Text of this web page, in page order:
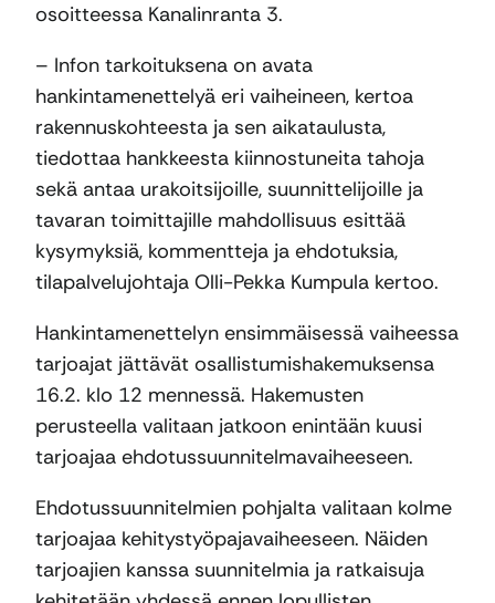
osoitteessa Kanalinranta 3.
– Infon tarkoituksena on avata
hankintamenettelyä eri vaiheineen, kertoa
rakennuskohteesta ja sen aikataulusta,
tiedottaa hankkeesta kiinnostuneita tahoja
sekä antaa urakoitsijoille, suunnittelijoille ja
tavaran toimittajille mahdollisuus esittää
kysymyksiä, kommentteja ja ehdotuksia,
tilapalvelujohtaja Olli-Pekka Kumpula kertoo.
Hankintamenettelyn ensimmäisessä vaiheessa
tarjoajat jättävät osallistumishakemuksensa
16.2. klo 12 mennessä. Hakemusten
perusteella valitaan jatkoon enintään kuusi
tarjoajaa ehdotussuunnitelmavaiheeseen.
Ehdotussuunnitelmien pohjalta valitaan kolme
tarjoajaa kehitystyöpajavaiheeseen. Näiden
tarjoajien kanssa suunnitelmia ja ratkaisuja